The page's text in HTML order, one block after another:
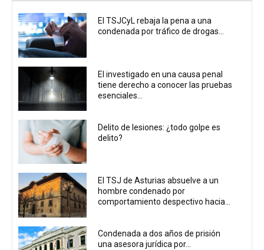
El TSJCyL rebaja la pena a una
condenada por tráfico de drogas...
El investigado en una causa penal
tiene derecho a conocer las pruebas
esenciales...
Delito de lesiones: ¿todo golpe es
delito?
El TSJ de Asturias absuelve a un
hombre condenado por
comportamiento despectivo hacia...
Condenada a dos años de prisión
una asesora jurídica por...